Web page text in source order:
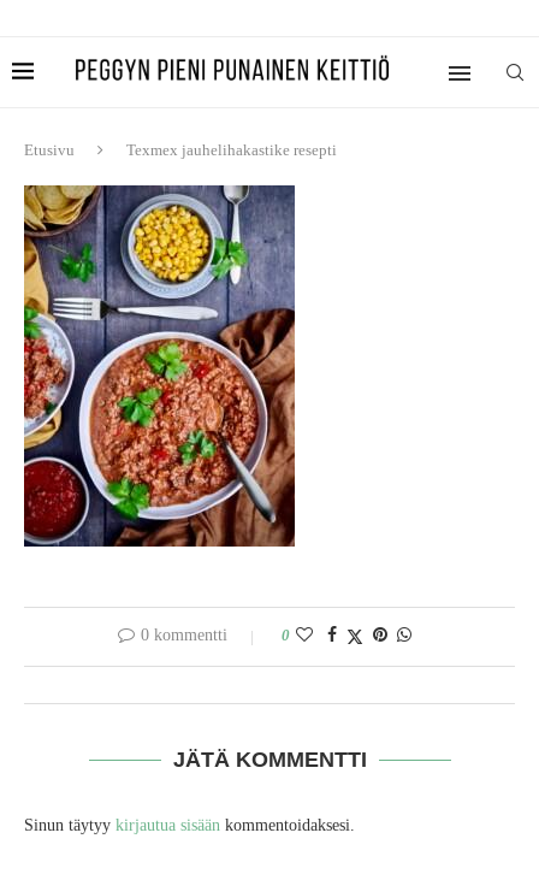
Etusivu Texmex jauhelihakastike resepti
0 kommentti 0
JÄTÄ KOMMENTTI
Sinun täytyy kirjautua sisään kommentoidaksesi.